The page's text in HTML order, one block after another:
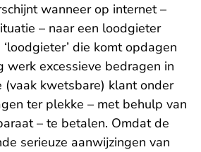
wanneer op internet –
– naar een loodgieter
die komt opdagen
werk excessieve bedragen in
(vaak kwetsbare) klant onder
ter plekke – met behulp van
– te betalen. Omdat de
serieuze aanwijzingen van